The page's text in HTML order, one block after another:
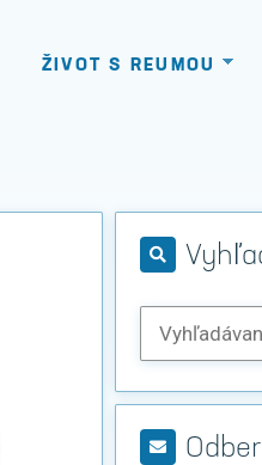
ŽIVOT S REUMOU